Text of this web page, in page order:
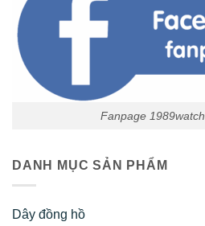
Fanpage 1989watch
DANH MỤC SẢN PHẨM
Dây đồng hồ